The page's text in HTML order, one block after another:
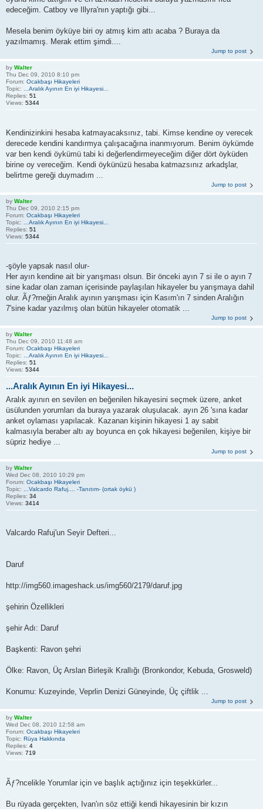
edeceğim. Catboy ve Illyra'nın yaptığı gibi...
Mesela benim öyküye biri oy atmış kim attı acaba ? Buraya da
yazılmamış. Merak ettim şimdi....
Jump to post
by Walter
Thu Dec 09, 2010 8:10 pm
Forum: Ocakbaşı Hikayeleri
Topic:
...Aralık Ayının En iyi Hikayesi...
Replies: 51
Views: 5344
Kendinizinkini hesaba katmayacaksınız, tabi. Kimse kendine oy verecek
derecede kendini kandırmya çalışacağına inanmıyorum. Benim öykümde
var ben kendi öykümü tabi ki değerlendirmeyeceğim diğer dört öyküden
birine oy vereceğim. Kendi öykünüzü hesaba katmazsınız arkadşlar,
belirtme gereği duymadım ...
Jump to post
by Walter
Thu Dec 09, 2010 2:15 pm
Forum: Ocakbaşı Hikayeleri
Topic:
...Aralık Ayının En iyi Hikayesi...
Replies: 51
Views: 5344
-şöyle yapsak nasıl olur-
Her ayın kendine ait bir yarışması olsun. Bir önceki ayın 7 si ile o ayın 7
sine kadar olan zaman içerisinde paylaşılan hikayeler bu yarışmaya dahil
olur. Ãƒ?rneğin Aralık ayının yarışması için Kasım'ın 7 sinden Aralığın
7'sine kadar yazılmış olan bütün hikayeler otomatik ...
Jump to post
by Walter
Thu Dec 09, 2010 11:48 am
Forum: Ocakbaşı Hikayeleri
Topic:
...Aralık Ayının En iyi Hikayesi...
Replies: 51
Views: 5344
...Aralık Ayının En iyi Hikayesi...
Aralık ayının en sevilen en beğenilen hikayesini seçmek üzere, anket
üsülunden yorumları da buraya yazarak oluşulacak. ayın 26 'sına kadar
anket oylaması yapılacak. Kazanan kişinin hikayesi 1 ay sabit
kalmasıyla beraber altı ay boyunca en çok hikayesi beğenilen, kişiye bir
süpriz hediye ...
Jump to post
by Walter
Wed Dec 08, 2010 10:29 pm
Forum: Ocakbaşı Hikayeleri
Topic:
...Valcardo Rafuj.... -Tanıtım- (ortak öykü )
Replies: 34
Views: 3414
Valcardo Rafuj'un Seyir Defteri...
Daruf
http://img560.imageshack.us/img560/2179/daruf.jpg
şehirin Özellikleri
şehir Adı: Daruf
Başkenti: Ravon şehri
Ölke: Ravon, Üç Arslan Birleşik Krallığı (Bronkondor, Kebuda, Grosweld)
Konumu: Kuzeyinde, Veprlin Denizi Güneyinde, Üç çiftlik ...
Jump to post
by Walter
Wed Dec 08, 2010 12:58 am
Forum: Ocakbaşı Hikayeleri
Topic: Rüya Hakkında
Replies: 4
Views: 719
Ãƒ?ncelikle Yorumlar için ve başlık açtığınız için teşekkürler...
Bu rüyada gerçekten, Ivan'ın söz ettiği kendi hikayesinin bir kızın